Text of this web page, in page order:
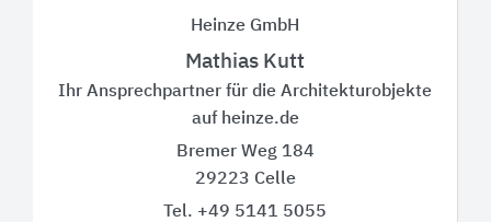
Heinze GmbH
Mathias Kutt
Ihr Ansprechpartner für die Architekturobjekte
auf heinze.de
Bremer Weg 184
29223 Celle
Tel. +49 5141 5055